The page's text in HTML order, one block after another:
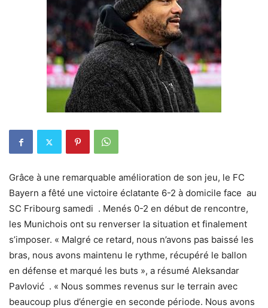
Grâce à une remarquable amélioration de son jeu, le FC
Bayern a fêté une victoire éclatante 6-2 à domicile face au
SC Fribourg samedi . Menés 0-2 en début de rencontre,
les Munichois ont su renverser la situation et finalement
s’imposer. « Malgré ce retard, nous n’avons pas baissé les
bras, nous avons maintenu le rythme, récupéré le ballon
en défense et marqué les buts », a résumé Aleksandar
Pavlović . « Nous sommes revenus sur le terrain avec
beaucoup plus d’énergie en seconde période. Nous avons